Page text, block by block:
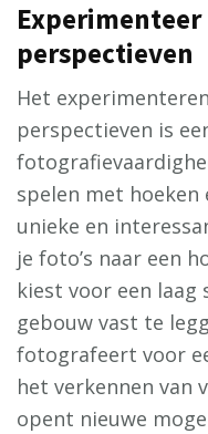
perspectieven
Het
perspectieven is
spelen met
unieke en
je foto’s naar een
kiest voor een
gebouw vast te
fotografeert voor
het verkennen van
opent nieuwe